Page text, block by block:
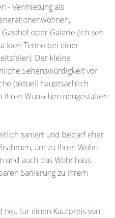
- Vermietung als
oder Galerie (ich seh
Tenne bei einer
Der kleine
Sehenswürdigkeit vor
(aktuell hauptsächlich
Ihren Wünschen neugestalten
saniert und bedarf eher
um zu Ihren Wohn-
und auch das Wohnhaus
Sanierung zu Ihrem
für einen Kaufpreis von